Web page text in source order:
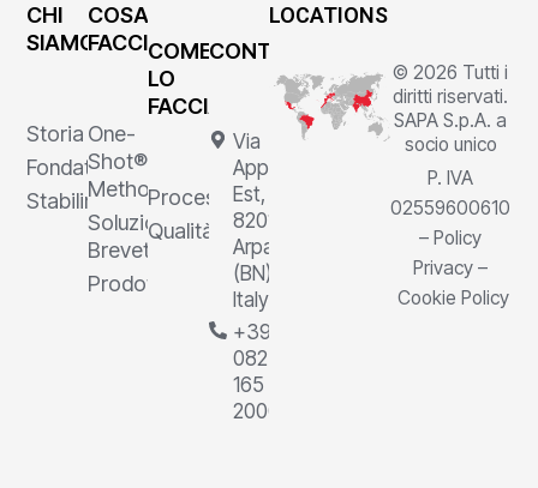
CHI
SIAMO
Storia
Fondatore
Stabilimenti
COSA
FACCIAMO
One-
Shot®
Method
Soluzioni
Brevettate
Prodotti
COME
LO
FACCIAMO
Processi
Qualità
CONTATTI
Via
Appia
Est, 1,
82011
Arpaia
(BN),
Italy
+39
0823
165
2000
LOCATIONS
© 2026 Tutti i
diritti riservati.
SAPA S.p.A. a
socio unico
P. IVA
02559600610
–Policy
Privacy –
Cookie Policy